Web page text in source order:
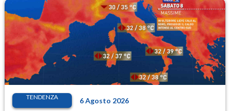
TENDENZA 6 Agosto 2026